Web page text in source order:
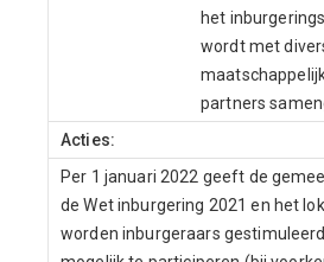
het
wordt met
partners
Acties:
Per 1 januari 2022 geeft de
de Wet inburgering 2021 en het
worden inburgeraars